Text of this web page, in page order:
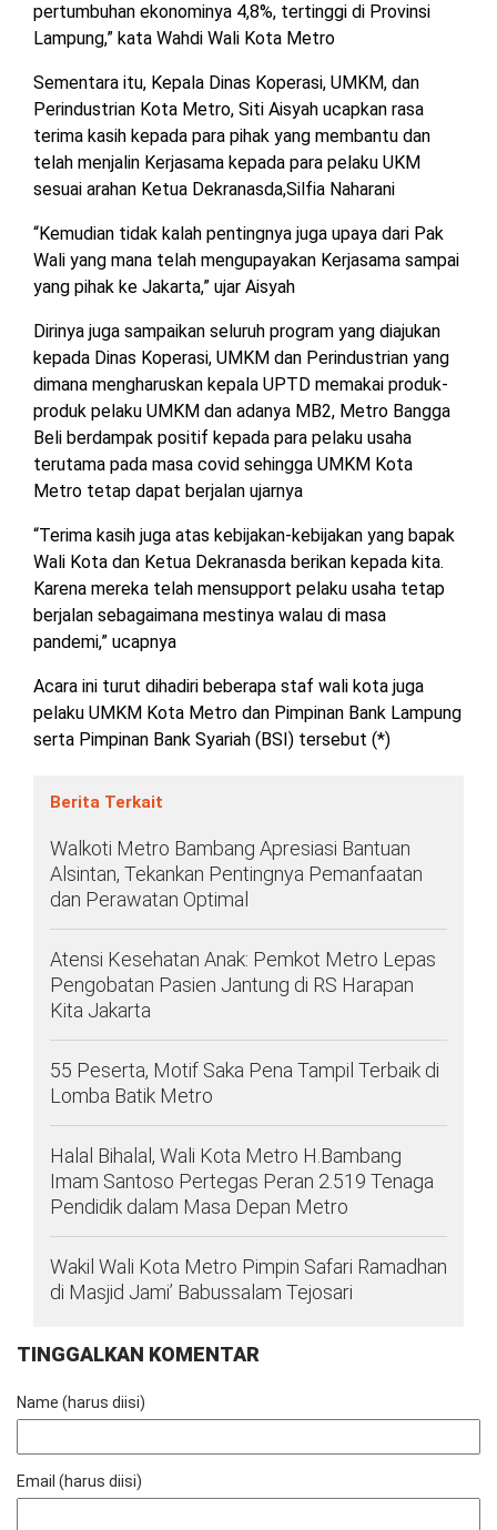
pertumbuhan ekonominya 4,8%, tertinggi di Provinsi
Lampung,” kata Wahdi Wali Kota Metro
Sementara itu, Kepala Dinas Koperasi, UMKM, dan
Perindustrian Kota Metro, Siti Aisyah ucapkan rasa
terima kasih kepada para pihak yang membantu dan
telah menjalin Kerjasama kepada para pelaku UKM
sesuai arahan Ketua Dekranasda,Silfia Naharani
“Kemudian tidak kalah pentingnya juga upaya dari Pak
Wali yang mana telah mengupayakan Kerjasama sampai
yang pihak ke Jakarta,” ujar Aisyah
Dirinya juga sampaikan seluruh program yang diajukan
kepada Dinas Koperasi, UMKM dan Perindustrian yang
dimana mengharuskan kepala UPTD memakai produk-
produk pelaku UMKM dan adanya MB2, Metro Bangga
Beli berdampak positif kepada para pelaku usaha
terutama pada masa covid sehingga UMKM Kota
Metro tetap dapat berjalan ujarnya
“Terima kasih juga atas kebijakan-kebijakan yang bapak
Wali Kota dan Ketua Dekranasda berikan kepada kita.
Karena mereka telah mensupport pelaku usaha tetap
berjalan sebagaimana mestinya walau di masa
pandemi,” ucapnya
Acara ini turut dihadiri beberapa staf wali kota juga
pelaku UMKM Kota Metro dan Pimpinan Bank Lampung
serta Pimpinan Bank Syariah (BSI) tersebut (*)
Berita Terkait
Walkoti Metro Bambang Apresiasi Bantuan
Alsintan, Tekankan Pentingnya Pemanfaatan
dan Perawatan Optimal
Atensi Kesehatan Anak: Pemkot Metro Lepas
Pengobatan Pasien Jantung di RS Harapan
Kita Jakarta
55 Peserta, Motif Saka Pena Tampil Terbaik di
Lomba Batik Metro
Halal Bihalal, Wali Kota Metro H.Bambang
Imam Santoso Pertegas Peran 2.519 Tenaga
Pendidik dalam Masa Depan Metro
Wakil Wali Kota Metro Pimpin Safari Ramadhan
di Masjid Jami’ Babussalam Tejosari
TINGGALKAN KOMENTAR
Name (harus diisi)
Email (harus diisi)